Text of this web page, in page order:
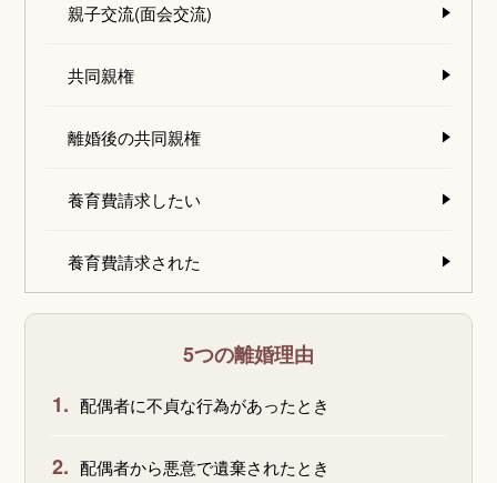
親子交流(面会交流)
共同親権
離婚後の共同親権
養育費請求したい
養育費請求された
5つの離婚理由
1. 配偶者に不貞な行為があったとき
2. 配偶者から悪意で遺棄されたとき